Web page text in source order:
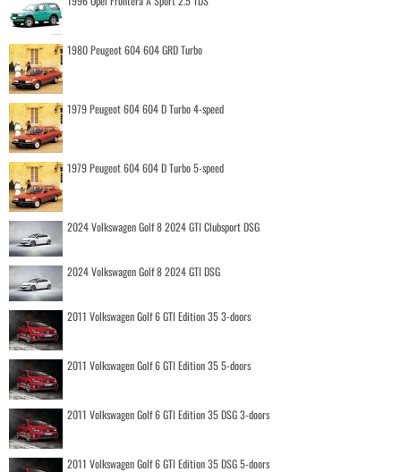
1980 Peugeot 604 604 GRD Turbo
1979 Peugeot 604 604 D Turbo 4-speed
1979 Peugeot 604 604 D Turbo 5-speed
2024 Volkswagen Golf 8 2024 GTI Clubsport DSG
2024 Volkswagen Golf 8 2024 GTI DSG
2011 Volkswagen Golf 6 GTI Edition 35 3-doors
2011 Volkswagen Golf 6 GTI Edition 35 5-doors
2011 Volkswagen Golf 6 GTI Edition 35 DSG 3-doors
2011 Volkswagen Golf 6 GTI Edition 35 DSG 5-doors